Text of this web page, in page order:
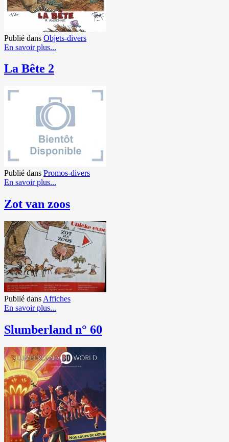
Publié dans Objets-divers
En savoir plus...
La Bête 2
Publié dans Promos-divers
En savoir plus...
Zot van zoos
Publié dans Affiches
En savoir plus...
Slumberland n° 60